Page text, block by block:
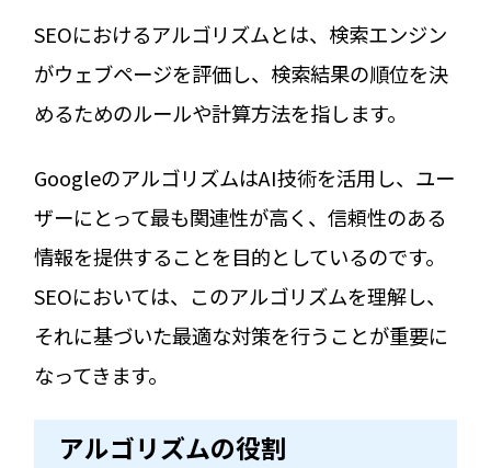
SEOにおけるアルゴリズムとは、検索エンジン
がウェブページを評価し、検索結果の順位を決
めるためのルールや計算方法を指します。
GoogleのアルゴリズムはAI技術を活用し、ユー
ザーにとって最も関連性が高く、信頼性のある
情報を提供することを目的としているのです。
SEOにおいては、このアルゴリズムを理解し、
それに基づいた最適な対策を行うことが重要に
なってきます。
アルゴリズムの役割